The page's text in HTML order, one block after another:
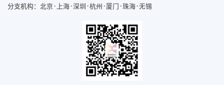
分支机构：北京·上海·深圳·杭州·厦门·珠海·无锡